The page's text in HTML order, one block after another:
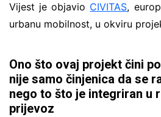
Vijest je objavio CIVITAS,
urbanu mobilnost, u okviru
Ono što ovaj projekt čini
nije samo činjenica da se
nego to što je integriran u
prijevoz